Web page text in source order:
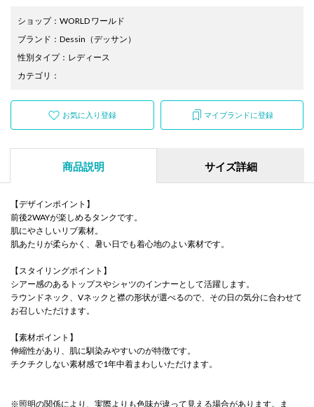
ショップ： WORLD ワールド
ブランド ： Dessin （デッサン）
性別タイプ： レディース
カテゴリ ：
お気に入り登録 マイブランドに登録
商品説明 サイズ詳細
【デザインポイント】
前後2WAYが楽しめるタンクです。
肌にやさしいリブ素材。
肌あたりが柔らかく、暑い日でも着心地のよい素材です。
【スタイリングポイント】
シアー感のあるトップスやシャツのインナーとして活躍します。
ラウンドネック、Vネックと襟の形状が選べるので、その日の気分に合わせて
お召しいただけます。
【素材ポイント】
伸縮性があり、肌に馴染みやすいのが特徴です。
チクチクしない素材感で1年中着まわしいただけます。
※照明の関係により、実際よりも色味が違って見える場合があります。ま